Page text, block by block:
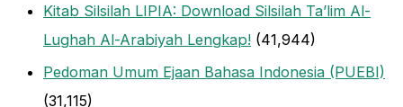
Kitab Silsilah LIPIA: Download Silsilah Ta’lim Al-
Lughah Al-Arabiyah Lengkap! (41,944)
Pedoman Umum Ejaan Bahasa Indonesia (PUEBI)
(31,115)